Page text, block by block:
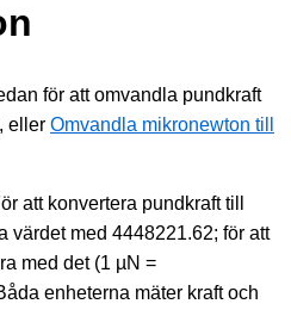
för att omvandla pundkraft
eller Omvandla mikronewton till
att konvertera pundkraft till
värdet med 4448221.62; för att
med det (1 µN =
enheterna mäter kraft och